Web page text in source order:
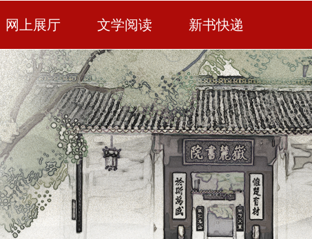
网上展厅 文学阅读 新书快递